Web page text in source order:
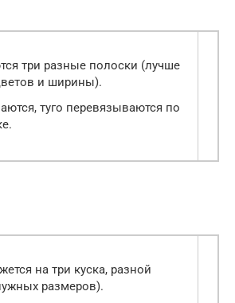
три разные полоски (лучше
и ширины).
туго перевязываются по
на три куска, разной
размеров).